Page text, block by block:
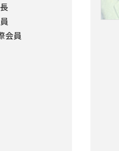
会員